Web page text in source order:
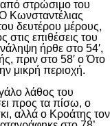
στρώσιμο του
Κωνσταντέλιας
δευτέρου μέρους,
στις επιθέσεις του
ήρθε στο 54′,
πριν στο 58′ ο Ότο
μικρή περιοχή.
λάθος του
προς τα πίσω, ο
αλλά ο Κροάτης τον